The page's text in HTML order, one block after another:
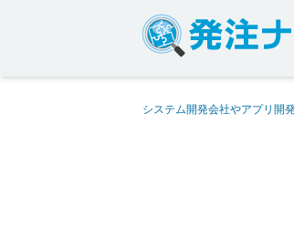
システム開発会社やアプリ開